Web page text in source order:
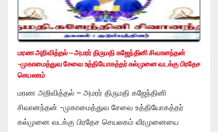
மரண அறிவித்தல் – அமரர் திருமதி கஜேந்தினி சிவானந்தன்
-முகாமைத்துவ சேவை உத்தியோகத்தர் கல்முனை வடக்கு பிரதேச
செயலகம்
மரண அறிவித்தல் – அமரர் திருமதி கஜேந்தினி
சிவானந்தன் -முகாமைத்துவ சேவை உத்தியோகத்தர்
கல்முனை வடக்கு பிரதேச செயலகம் வீரமுனையை